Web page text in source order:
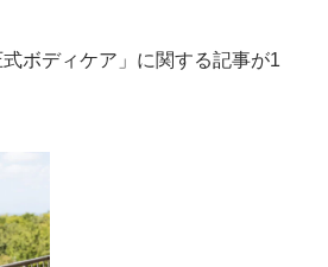
ボディケア」に関する記事が1